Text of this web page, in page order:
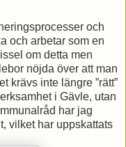
och
och arbetar som en
om detta men
nöjda över att man
krävs inte längre ”rätt”
i Gävle, utan
har jag
vilket har uppskattats